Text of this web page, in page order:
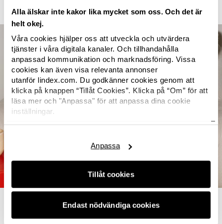
Alla älskar inte kakor lika mycket som oss. Och det är
helt okej.
Våra cookies hjälper oss att utveckla och utvärdera
tjänster i våra digitala kanaler. Och tillhandahålla
anpassad kommunikation och marknadsföring. Vissa
cookies kan även visa relevanta annonser
utanför lindex.com. Du godkänner cookies genom att
klicka på knappen “Tillåt Cookies”. Klicka på “Om” för att
läsa mer och "Anpassa" för att anpassa dina cookie
inställningar.
Här hittar du Lindexcookiepolicy.
Tillåt cookies
Anpassa
Endast nödvändiga cookies
Underkläder